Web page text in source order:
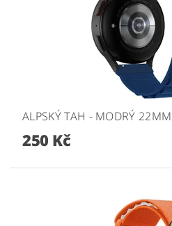
ALPSKÝ TAH - MODRÝ 22MM
250 Kč